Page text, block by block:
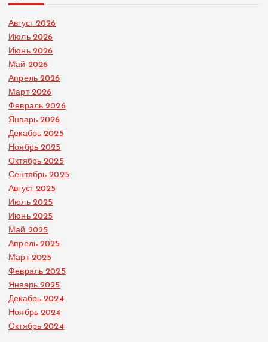
Август 2026
Июль 2026
Июнь 2026
Май 2026
Апрель 2026
Март 2026
Февраль 2026
Январь 2026
Декабрь 2025
Ноябрь 2025
Октябрь 2025
Сентябрь 2025
Август 2025
Июль 2025
Июнь 2025
Май 2025
Апрель 2025
Март 2025
Февраль 2025
Январь 2025
Декабрь 2024
Ноябрь 2024
Октябрь 2024